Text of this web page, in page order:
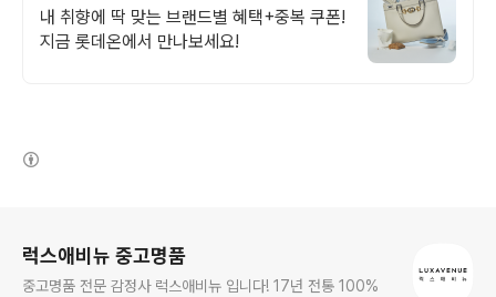
택!
내 취향에 딱 맞는 브랜드별 혜택+중복 쿠폰!
지금 롯데온에서 만나보세요!
럭스애비뉴 중고명품
중고명품 전문 감정사 럭스애비뉴 입니다! 17년 전통 100%